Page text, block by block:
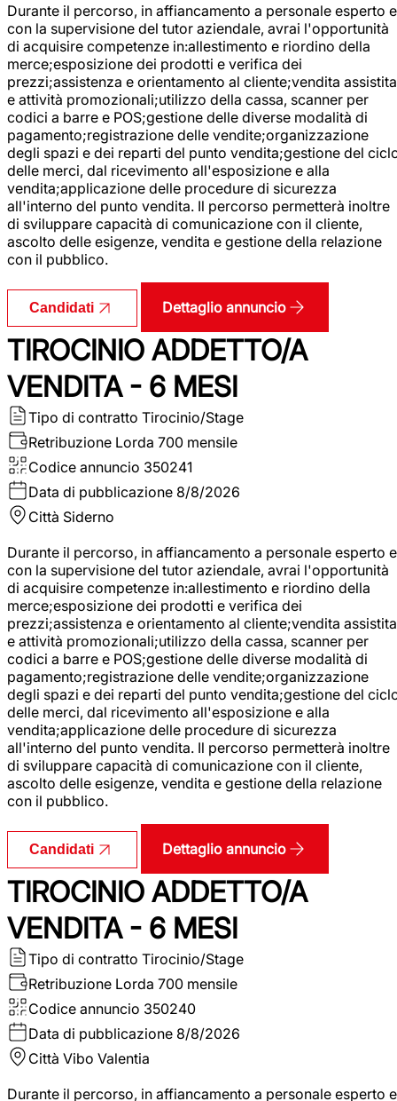
Durante il percorso, in affiancamento a personale esperto e
con la supervisione del tutor aziendale, avrai l'opportunità
di acquisire competenze in:allestimento e riordino della
merce;esposizione dei prodotti e verifica dei
prezzi;assistenza e orientamento al cliente;vendita assistita
e attività promozionali;utilizzo della cassa, scanner per
codici a barre e POS;gestione delle diverse modalità di
pagamento;registrazione delle vendite;organizzazione
degli spazi e dei reparti del punto vendita;gestione del
delle merci, dal ricevimento all'esposizione e alla
vendita;applicazione delle procedure di sicurezza
all'interno del punto vendita. Il percorso permetterà inoltre
di sviluppare capacità di comunicazione con il cliente,
ascolto delle esigenze, vendita e gestione della relazione
con il pubblico.
Candidati Dettaglio annuncio
TIROCINIO ADDETTO/A
VENDITA - 6 MESI
Tipo di contratto Tirocinio/Stage
Retribuzione Lorda 700 mensile
Codice annuncio 350241
Data di pubblicazione 8/8/2026
Città Siderno
Durante il percorso, in affiancamento a personale esperto e
con la supervisione del tutor aziendale, avrai l'opportunità
di acquisire competenze in:allestimento e riordino della
merce;esposizione dei prodotti e verifica dei
prezzi;assistenza e orientamento al cliente;vendita assistita
e attività promozionali;utilizzo della cassa, scanner per
codici a barre e POS;gestione delle diverse modalità di
pagamento;registrazione delle vendite;organizzazione
degli spazi e dei reparti del punto vendita;gestione del
delle merci, dal ricevimento all'esposizione e alla
vendita;applicazione delle procedure di sicurezza
all'interno del punto vendita. Il percorso permetterà inoltre
di sviluppare capacità di comunicazione con il cliente,
ascolto delle esigenze, vendita e gestione della relazione
con il pubblico.
Candidati Dettaglio annuncio
TIROCINIO ADDETTO/A
VENDITA - 6 MESI
Tipo di contratto Tirocinio/Stage
Retribuzione Lorda 700 mensile
Codice annuncio 350240
Data di pubblicazione 8/8/2026
Città Vibo Valentia
Durante il percorso, in affiancamento a personale esperto e